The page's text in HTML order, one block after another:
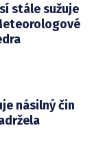
stále sužuje
násilný čin